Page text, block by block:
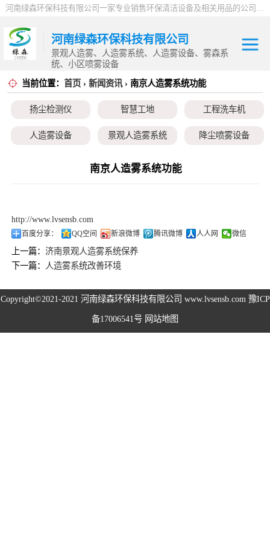
河南绿森环保科技有限公司一家专业销售环保清洁设备及相关用品的公司，产品包括：音乐喷泉、雾森系统、人造雾设备、景观人造雾、人造雾系统、小区喷雾设备、高压喷雾降尘设备、料仓喷雾除尘系统、喷雾降温加湿设备、郑州喷雾消毒设备，等八大系列上百个品种。
河南绿森环保科技有限公司
景观人造雾、人造雾系统、人造雾设备、雾森系
统、小区喷雾设备
当前位置： 首页 › 新闻资讯› 南京人造雾系统功能
扬尘检测仪 智慧工地 工程洗车机
人造雾设备 景观人造雾系统 降尘喷雾设备
高空除尘雾桩
南京人造雾系统功能
http://www.lvsensb.com
百度分享： QQ空间 新浪微博 腾讯微博 人人网 微信
上一篇：济南景观人造雾系统保养
下一篇： 人造雾系统改善环境
Copyright©2021-2021 河南绿森环保科技有限公司 www.lvsensb.com 豫ICP
备17006541号 网站地图
扬尘检测仪
智慧工地
降尘喷雾设备
小区喷雾设备
高空除尘雾桩